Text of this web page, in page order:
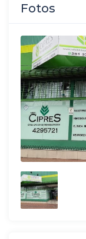
Fotos